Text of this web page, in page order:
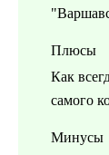
Плюсы
Как
самого
Минусы